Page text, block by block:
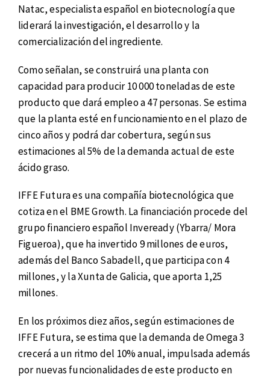
Natac, especialista español en biotecnología que
liderará la investigación, el desarrollo y la
comercialización del ingrediente.
Como señalan, se construirá una planta con
capacidad para producir 10 000 toneladas de este
producto que dará empleo a 47 personas. Se estima
que la planta esté en funcionamiento en el plazo de
cinco años y podrá dar cobertura, según sus
estimaciones al 5% de la demanda actual de este
ácido graso.
IFFE Futura es una compañía biotecnológica que
cotiza en el BME Growth. La financiación procede del
grupo financiero español Inveready (Ybarra/ Mora
Figueroa), que ha invertido 9 millones de euros,
además del Banco Sabadell, que participa con 4
millones, y la Xunta de Galicia, que aporta 1,25
millones.
En los próximos diez años, según estimaciones de
IFFE Futura, se estima que la demanda de Omega 3
crecerá a un ritmo del 10% anual, impulsada además
por nuevas funcionalidades de este producto en